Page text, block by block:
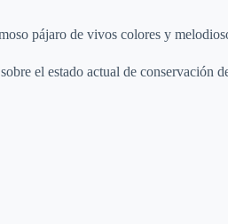
pájaro de vivos colores y
el estado actual de conservación